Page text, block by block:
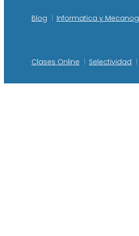
Blog Informatica y
Clases Online Selectividad